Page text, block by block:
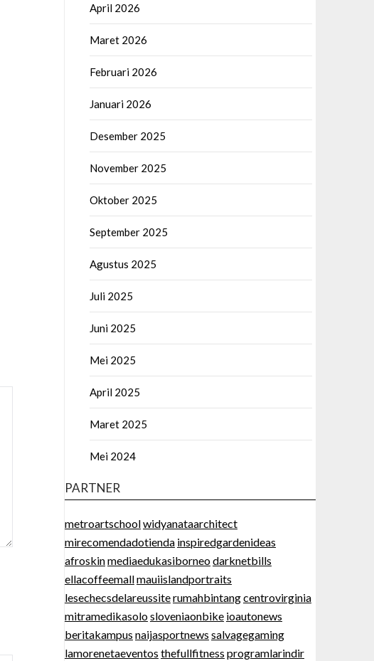
April 2026
Maret 2026
Februari 2026
Januari 2026
Desember 2025
November 2025
Oktober 2025
September 2025
Agustus 2025
Juli 2025
Juni 2025
Mei 2025
April 2025
Maret 2025
Mei 2024
PARTNER
metroartschoolwidyanataarchitect
mirecomendadotienda inspiredgardenideas
afroskinmediaedukasiborneodarknetbills
ellacoffeemallmauiislandportraits
lesechecsdelareussiterumahbintangcentrovirginia
mitramedikasolosloveniaonbike ioautonews
beritakampus naijasportnews salvagegaming
lamorenetaeventos thefullfitness programlarindir